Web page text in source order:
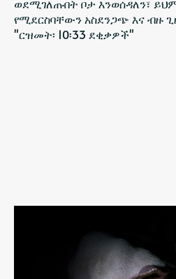
ወደሚገለጡበት ቦታ እንወሰዳለን፣
የሚደርስባቸውን አስደንጋጭ እና ብዙ
"ርዝመት፡ 10፡33 ደቂቃዎች"